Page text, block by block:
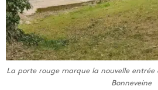
La porte rouge marque la nouvelle
Bonneveine